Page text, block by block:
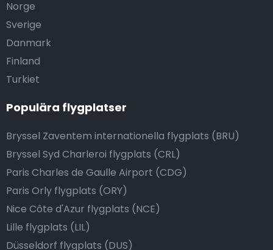
Norge
Sverige
Danmark
Finland
Turkiet
Populära flygplatser
Bryssel Zaventem internationella flygplats (BRU)
Bryssel Syd Charleroi flygplats (CRL)
Paris Charles de Gaulle Airport (CDG)
Paris Orly flygplats (ORY)
Nice Côte d'Azur flygplats (NCE)
Lille flygplats (LIL)
Düsseldorf flygplats (DUS)